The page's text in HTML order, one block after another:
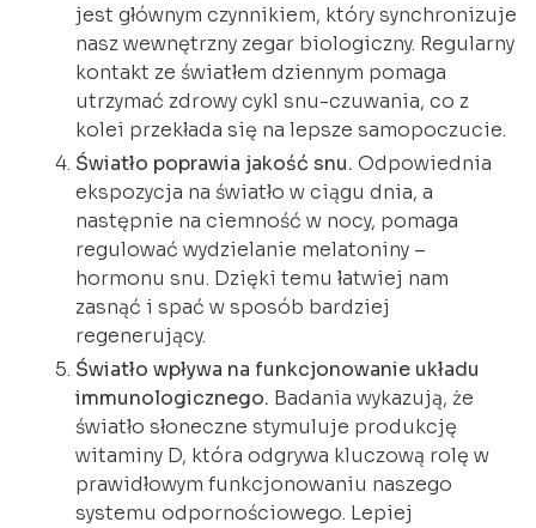
jest głównym czynnikiem, który synchronizuje
nasz wewnętrzny zegar biologiczny. Regularny
kontakt ze światłem dziennym pomaga
utrzymać zdrowy cykl snu-czuwania, co z
kolei przekłada się na lepsze samopoczucie.
Światło poprawia jakość snu. Odpowiednia
ekspozycja na światło w ciągu dnia, a
następnie na ciemność w nocy, pomaga
regulować wydzielanie melatoniny –
hormonu snu. Dzięki temu łatwiej nam
zasnąć i spać w sposób bardziej
regenerujący.
Światło wpływa na funkcjonowanie układu
immunologicznego. Badania wykazują, że
światło słoneczne stymuluje produkcję
witaminy D, która odgrywa kluczową rolę w
prawidłowym funkcjonowaniu naszego
systemu odpornościowego. Lepiej